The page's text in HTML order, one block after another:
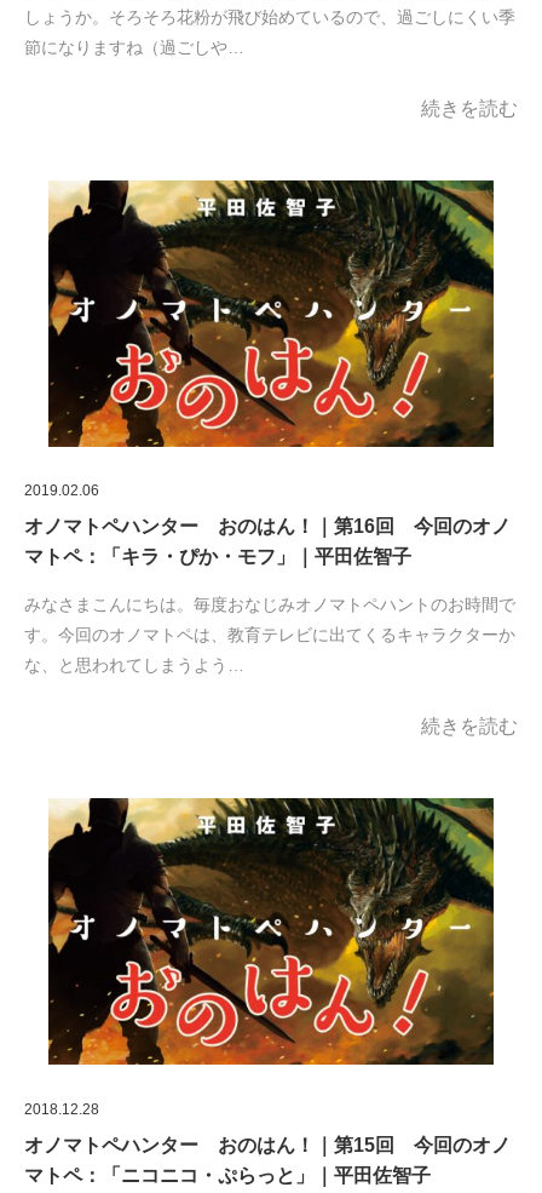
しょうか。そろそろ花粉が飛び始めているので、過ごしにくい季
節になりますね（過ごしや…
続きを読む
2019.02.06
オノマトペハンター おのはん！｜第16回 今回のオノ
マトペ：「キラ・ぴか・モフ」｜平田佐智子
みなさまこんにちは。毎度おなじみオノマトペハントのお時間で
す。今回のオノマトペは、教育テレビに出てくるキャラクターか
な、と思われてしまうよう…
続きを読む
2018.12.28
オノマトペハンター おのはん！｜第15回 今回のオノ
マトペ：「ニコニコ・ぷらっと」｜平田佐智子